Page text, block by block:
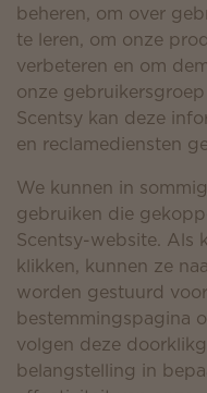
beheren, om over
te leren, om onze
verbeteren en om
onze
Scentsy kan deze
en reclamediensten
We kunnen in
gebruiken die
Scentsy-website. Als
klikken, kunnen ze
worden gestuurd
bestemmingspagina
volgen deze
belangstelling in